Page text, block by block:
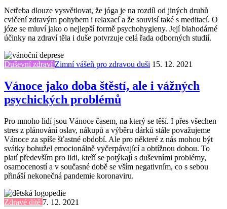
Netřeba dlouze vysvětlovat, že jóga je na rozdíl od jiných druhů
cvičení zdravým pohybem i relaxací a že souvisí také s meditací. O
józe se mluví jako o nejlepší formě psychohygieny. Její blahodárné
účinky na zdraví těla i duše potvrzuje celá řada odborných studií.
Duševní zdraví Zimní vášeň pro zdravou duši 15. 12. 2021
Vánoce jako doba štěstí, ale i vážných
psychických problémů
Pro mnoho lidí jsou Vánoce časem, na který se těší. I přes všechen
stres z plánování oslav, nákupů a výběru dárků stále považujeme
Vánoce za spíše šťastné období. Ale pro některé z nás mohou být
svátky bohužel emocionálně vyčerpávající a obtížnou dobou. To
platí především pro lidi, kteří se potýkají s duševními problémy,
osamoceností a v současné době se vším negativním, co s sebou
přináší nekonečná pandemie koronaviru.
Zdravé dítě 7. 12. 2021